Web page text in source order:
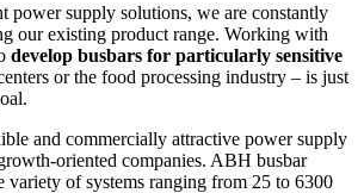
power supply solutions, we are constantly
our existing product range. Working with
develop busbars for particularly sensitive
or the food processing industry – is just
and commercially attractive power supply
oriented companies. ABH busbar
variety of systems ranging from 25 to 6300